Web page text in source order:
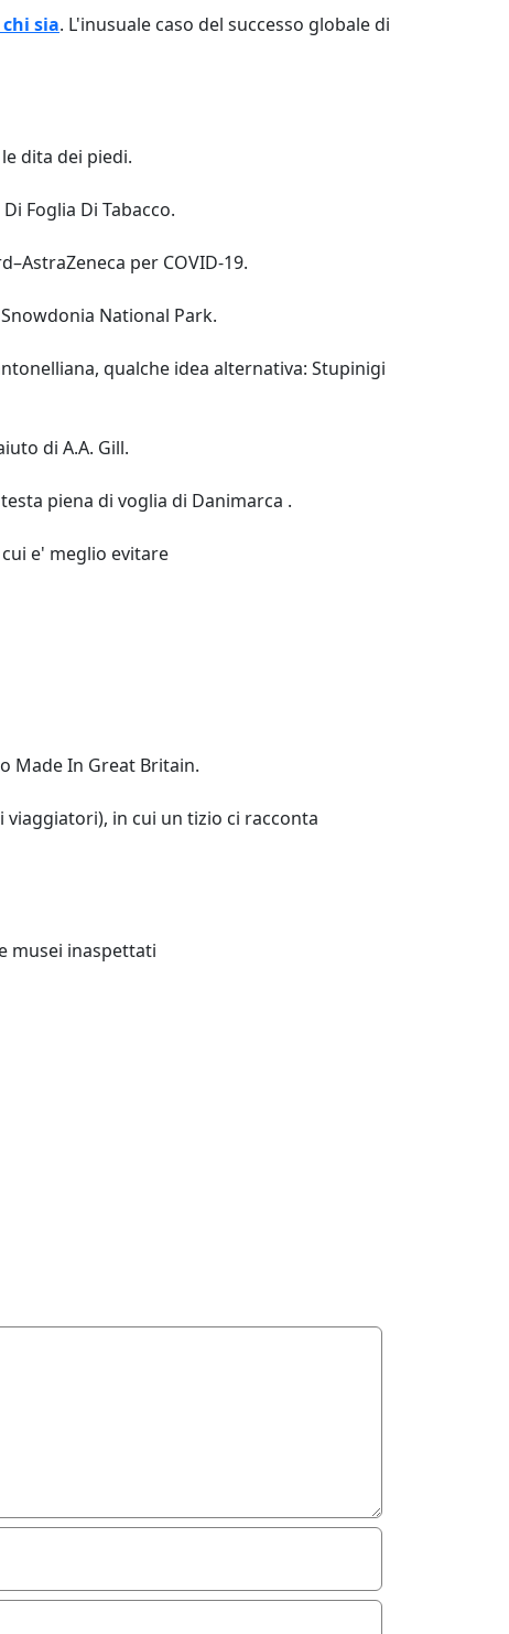
sia. L'inusuale caso del successo globale di
dita dei piedi.
Foglia Di Tabacco.
per COVID-19.
National Park.
qualche idea alternativa: Stupinigi
di A.A. Gill.
piena di voglia di Danimarca .
e' meglio evitare
Made In Great Britain.
in cui un tizio ci racconta
musei inaspettati